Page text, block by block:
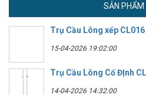
SẢN PHẨM
Trụ Cầu Lông xếp CL016
15-04-2026 19:02:00
Trụ Cầu Lông Cố ĐỊnh
14-04-2026 14:32:00